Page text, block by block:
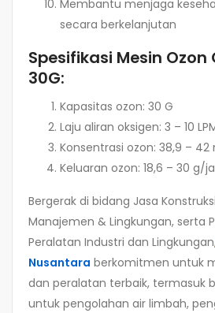
Membantu menjaga
secara berkelanjutan
Spesifikasi Mesin
30G:
Kapasitas ozon: 30 G
Laju aliran oksigen: 3 – 10
Konsentrasi ozon: 38,9 – 42
Keluaran ozon: 18,6 – 30 g/
Bergerak di bidang Jasa
Manajemen & Lingkungan, serta
Peralatan Industri dan
Nusantara berkomitmen untuk
dan peralatan terbaik, termasuk
untuk pengolahan air limbah,